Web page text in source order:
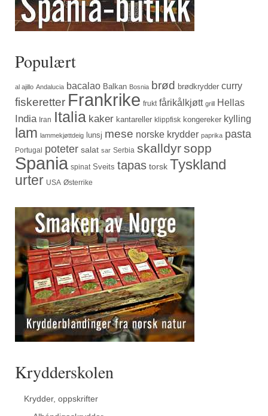
Populært
al ajillo Andalucia bacalao Balkan Bosnia brød brødkrydder curry
fiskeretter Frankrike frukt fårikålkjøtt grill Hellas
India Iran Italia kaker kantareller klippfisk kongereker kylling
lam lammekjøttdeig lunsj mese norske krydder paprika pasta
Portugal poteter salat sar Serbia skalldyrsopp
Spania spinat Sveits tapas torsk Tyskland
urter USA Østerrike
Krydderskolen
Krydder, oppskrifter